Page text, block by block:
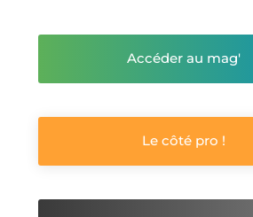
Accéder au mag'
Le côté pro !